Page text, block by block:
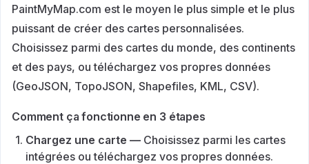
PaintMyMap.com est le moyen le plus simple et le plus
puissant de créer des cartes personnalisées.
Choisissez parmi des cartes du monde, des continents
et des pays, ou téléchargez vos propres données
(GeoJSON, TopoJSON, Shapefiles, KML, CSV).
Comment ça fonctionne en 3 étapes
Chargez une carte — Choisissez parmi les cartes
intégrées ou téléchargez vos propres données.